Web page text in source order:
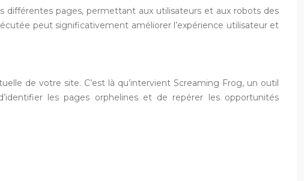
pages, permettant aux utilisateurs et aux robots des
peut significativement améliorer l’expérience utilisateur et
de votre site. C’est là qu’intervient Screaming Frog, un outil
les pages orphelines et de repérer les opportunités